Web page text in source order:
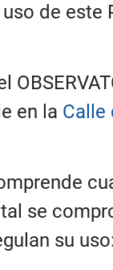
de
en la Calle
se
su